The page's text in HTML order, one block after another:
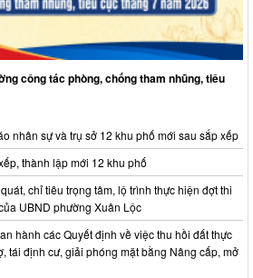
công tác phòng, chống tham nhũng, tiêu
nhân sự và trụ sở 12 khu phố mới sau sắp xếp
thành lập mới 12 khu phố
chỉ tiêu trọng tâm, lộ trình thực hiện đợt thi
UBND phường Xuân Lộc
hành các Quyết định về việc thu hồi đất thực
tái định cư, giải phóng mặt bằng Nâng cấp, mở